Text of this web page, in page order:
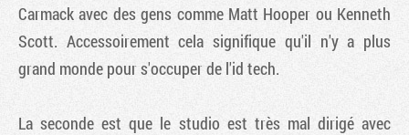
Carmack avec des gens comme Matt Hooper ou Kenneth
Scott. Accessoirement cela signifique qu'il n'y a plus
grand monde pour s'occuper de l'id tech.
La seconde est que le studio est très mal dirigé avec